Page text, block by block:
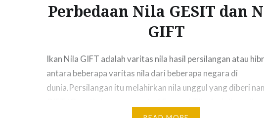
Perbedaan Nila GESIT dan
GIFT
Ikan Nila GIFT adalah varitas nila hasil persilangan atau
antara beberapa varitas nila dari beberapa negara di
dunia.Persilangan itu melahirkan nila unggul yang diberi